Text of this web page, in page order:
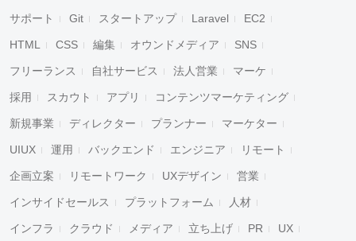
サポート Git スタートアップ Laravel EC2
HTML CSS 編集 オウンドメディア SNS
フリーランス 自社サービス 法人営業 マーケ
採用 スカウト アプリ コンテンツマーケティング
新規事業 ディレクター プランナー マーケター
UIUX 運用 バックエンド エンジニア リモート
企画立案 リモートワーク UXデザイン 営業
インサイドセールス プラットフォーム 人材
インフラ クラウド メディア 立ち上げ PR UX